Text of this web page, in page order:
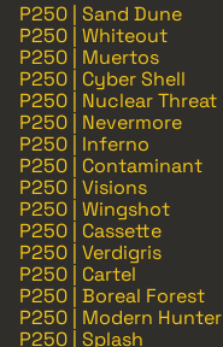
P250 | Sand Dune
P250 | Whiteout
P250 | Muertos
P250 | Cyber Shell
P250 | Nuclear Threat
P250 | Nevermore
P250 | Inferno
P250 | Contaminant
P250 | Visions
P250 | Wingshot
P250 | Cassette
P250 | Verdigris
P250 | Cartel
P250 | Boreal Forest
P250 | Modern Hunter
P250 | Splash